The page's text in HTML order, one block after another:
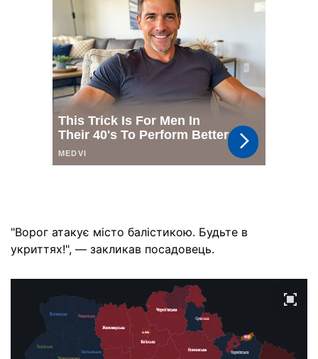
"Ворог атакує місто балістикою. Будьте в
укриттях!", — закликав посадовець.